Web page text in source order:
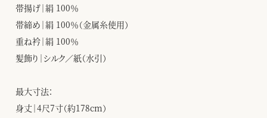
帯揚げ｜絹 100％
帯締め｜絹 100％（金属糸使用）
重ね衿｜絹 100％
髪飾り｜シルク／紙（水引）
最大寸法：
身丈｜4尺7寸（約178cm）